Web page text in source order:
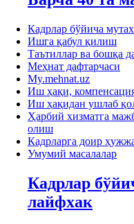
Кадрлар бўйича
Ишга қабул қилиш
Таътиллар ва бошқа
Меҳнат дафтарчаси
My.mehnat.uz
Иш ҳақи,
Иш ҳақидан ушлаб
Ҳарбий хизматга
олиш
Кадрларга доир
Умумий масалалар
Кадрлар
лайфхак